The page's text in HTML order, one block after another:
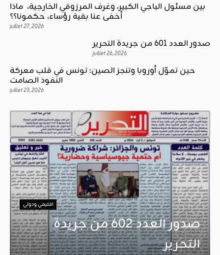
بين مسئول الباجي الكبير، وغرف المرزوقي الخارجية، ماذا
أخفى عنا بقية رؤساء، حكمونا؟؟
juillet 27, 2026
صدور العدد 601 من جريدة التحرير
juillet 26, 2026
حين تموّل أوروبا وتنجز الصين: تونس في قلب معركة
النفوذ الصامت
juillet 23, 2026
اقليمي ودولي
صدور العدد 602 من جريدة
التحرير